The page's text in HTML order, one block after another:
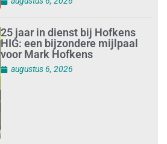
25 jaar in dienst bij Hofkens
HIG: een bijzondere mijlpaal
voor Mark Hofkens
augustus 6, 2026